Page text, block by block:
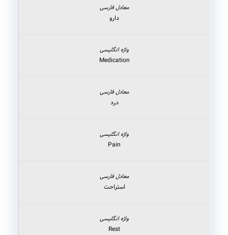
دارو
Medication
درد
Pain
استراحت
Rest